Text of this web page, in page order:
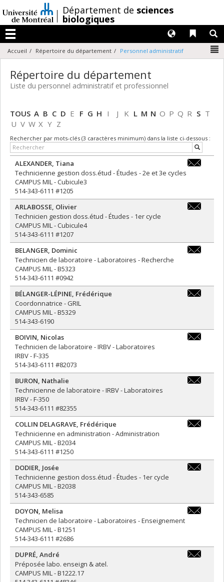
au
contenu
/Département de sciences
biologiques
Menu
Liens
Langues
Accueil Répertoire du département Personnel administratif
Répertoire du département
Liste du personnel administratif et professionnel
TOUS A B C D E F G H I J K L M N O P Q R S T
U V W X Y Z
Rechercher par mots-clés (3 caractères minimum) dans la liste ci-dessous :
ALEXANDER, Tiana
Technicienne gestion doss.étud - Études - 2e et 3e cycles
CAMPUS MIL - Cubicule3
514-343-6111 #1205
ARLABOSSE, Olivier
Technicien gestion doss.étud - Études - 1er cycle
CAMPUS MIL - Cubicule4
514-343-6111 #1207
BELANGER, Dominic
Technicien de laboratoire - Laboratoires - Recherche
CAMPUS MIL - B5323
514-343-6111 #0942
BÉLANGER-LÉPINE, Frédérique
Coordonnatrice - GRIL
CAMPUS MIL - B5329
514-343-6190
BOIVIN, Nicolas
Technicien de laboratoire - IRBV - Laboratoires
IRBV - F-335
514-343-6111 #82073
BURON, Nathalie
Technicienne de laboratoire - IRBV - Laboratoires
IRBV - F-350
514-343-6111 #82355
COLLIN DELAGRAVE, Frédérique
Technicienne en administration - Administration
CAMPUS MIL - B2034
514-343-6111 #1250
DODIER, Josée
Technicienne gestion doss.étud - Études - 1er cycle
CAMPUS MIL - B2038
514-343-6585
DOYON, Melisa
Technicien de laboratoire - Laboratoires - Enseignement
CAMPUS MIL - B1251
514-343-6111 #2686
DUPRÉ, André
Préposée labo. enseign & atel.
CAMPUS MIL - B1222.17